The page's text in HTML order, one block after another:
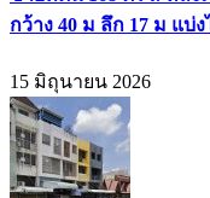
กว้าง 40 ม ลึก 17 ม แบ่
15 มิถุนายน 2026